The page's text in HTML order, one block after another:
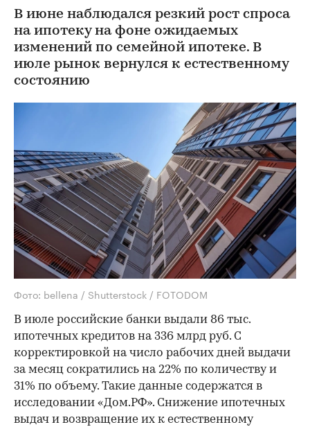
В июне наблюдался резкий рост спроса
на ипотеку на фоне ожидаемых
изменений по семейной ипотеке. В
июле рынок вернулся к естественному
состоянию
Фото: bellena / Shutterstock / FOTODOM
В июле российские банки выдали 86 тыс.
ипотечных кредитов на 336 млрд руб. С
корректировкой на число рабочих дней выдачи
за месяц сократились на 22% по количеству и
31% по объему. Такие данные содержатся в
исследовании «Дом.РФ». Снижение ипотечных
выдач и возвращение их к естественному